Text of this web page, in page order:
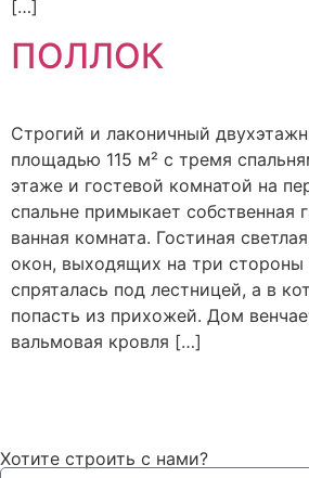
[…]
ПОЛЛОК
Строгий и лаконичный
площадью 115 м² с тремя
этаже и гостевой комнатой на
спальне примыкает собственная
ванная комната. Гостиная
окон, выходящих на три стороны
спряталась под лестницей, а в
попасть из прихожей. Дом
вальмовая кровля […]
Хотите строить с нами?